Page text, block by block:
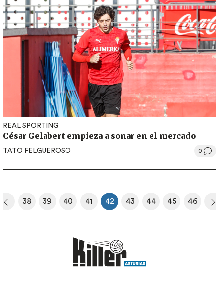
REAL SPORTING
César Gelabert empieza a sonar en el mercado
TATO FELGUEROSO 0
página
Página anterior
38 39 40
Página
41
Página actual
42 43 44 45
Página
46